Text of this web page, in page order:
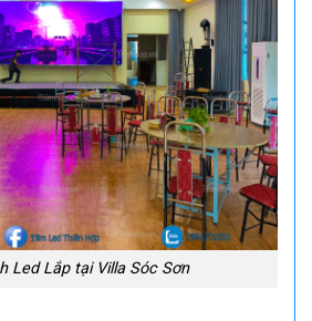
Led Lắp tại Villa Sóc Sơn